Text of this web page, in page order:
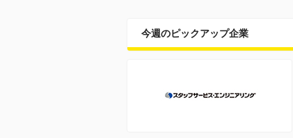
今週のピックアップ企業